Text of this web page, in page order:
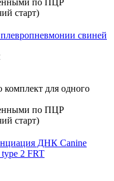
свиней
ДНК Canine
type 2 FRT